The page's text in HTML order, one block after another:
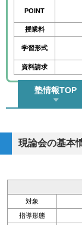
POINT
授業料
学習形式
資料請求
塾情報TOP
現論会の基本
対象
指導形態